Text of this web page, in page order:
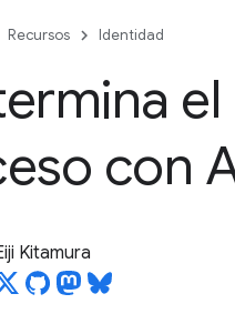
Recursos Identidad
con
Kitamura